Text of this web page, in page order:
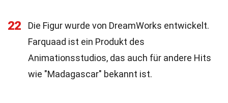
22
Die Figur wurde von DreamWorks entwickelt.
Farquaad ist ein Produkt des
Animationsstudios, das auch für andere Hits
wie "Madagascar" bekannt ist.